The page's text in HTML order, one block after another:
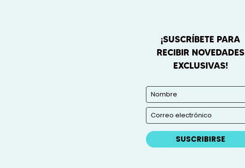
¡SUSCRÍBETE PARA
RECIBIR NOVEDADES
EXCLUSIVAS!
SUSCRIBIRSE